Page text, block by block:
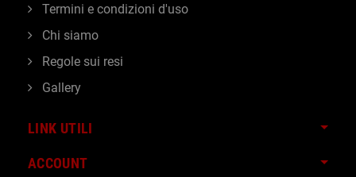
LINK UTILI
ACCOUNT
Termini e condizioni d'uso
Chi siamo
Regole sui resi
Gallery